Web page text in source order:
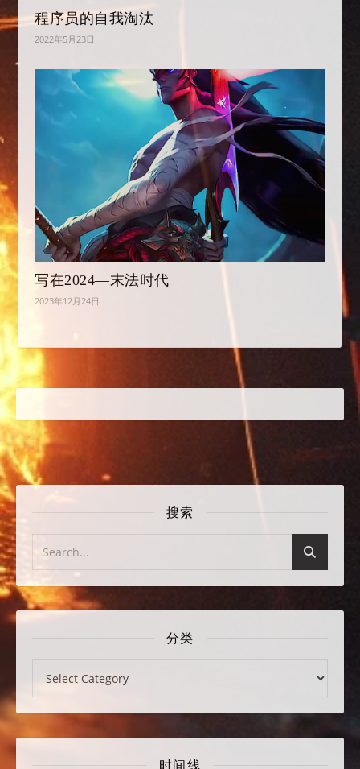
程序员的自我淘汰
2022年5月23日
写在2024—末法时代
2023年12月24日
搜索
分类
时间线